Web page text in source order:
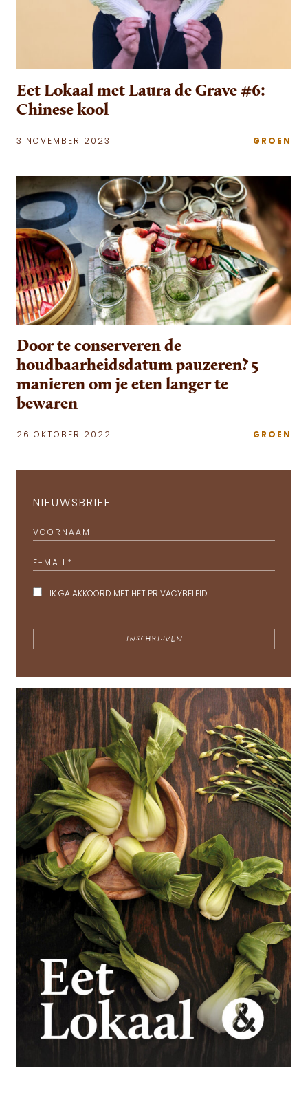
Eet Lokaal met Laura de Grave #6:
Chinese kool
3 NOVEMBER 2023 GROEN
Door te conserveren de
houdbaarheidsdatum pauzeren? 5
manieren om je eten langer te
bewaren
26 OKTOBER 2022 GROEN
NIEUWSBRIEF
VOORNAAM
E-MAIL *
IK GA AKKOORD MET HET PRIVACYBELEID